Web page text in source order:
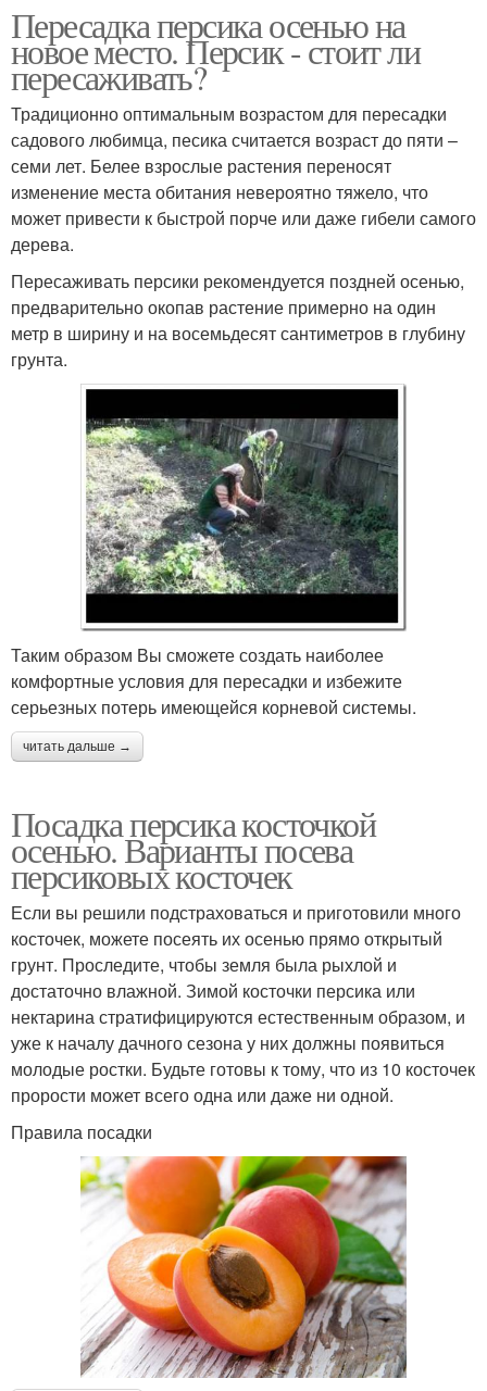
Пересадка персика осенью на
новое место. Персик - стоит ли
пересаживать?
Традиционно оптимальным возрастом для пересадки
садового любимца, песика считается возраст до пяти –
семи лет. Белее взрослые растения переносят
изменение места обитания невероятно тяжело, что
может привести к быстрой порче или даже гибели самого
дерева.
Пересаживать персики рекомендуется поздней осенью,
предварительно окопав растение примерно на один
метр в ширину и на восемьдесят сантиметров в глубину
грунта.
Таким образом Вы сможете создать наиболее
комфортные условия для пересадки и избежите
серьезных потерь имеющейся корневой системы.
читать дальше →
Посадка персика косточкой
осенью. Варианты посева
персиковых косточек
Если вы решили подстраховаться и приготовили много
косточек, можете посеять их осенью прямо открытый
грунт. Проследите, чтобы земля была рыхлой и
достаточно влажной. Зимой косточки персика или
нектарина стратифицируются естественным образом, и
уже к началу дачного сезона у них должны появиться
молодые ростки. Будьте готовы к тому, что из 10 косточек
прорости может всего одна или даже ни одной.
Правила посадки